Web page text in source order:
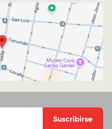
Suscribirse